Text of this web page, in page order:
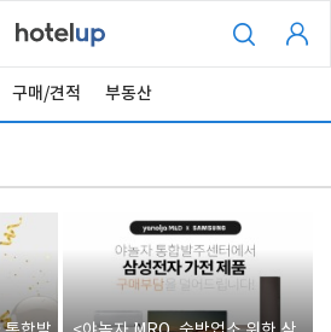
구매/견적 부동산